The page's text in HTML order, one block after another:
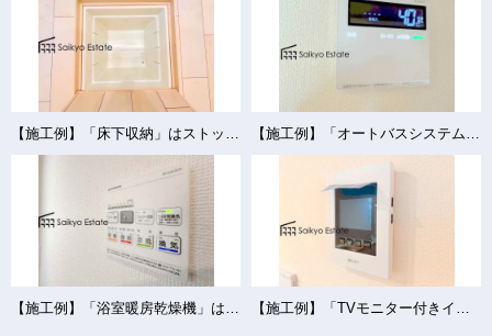
【施工例】「床下収納」はストックの食材や普段使わない調理器具・食器などを管理しやすく収納できます。 【施工例】「オートバスシステム」は浴室のお湯張り、温度調整などを、キッチンなど浴室以外から操作が出来る便利なシステムです。
【施工例】「浴室暖房乾燥機」は梅雨や花粉の時期、雨の日の洗濯物の乾燥に重宝します。寒い冬も入浴前の暖房運転で快適なバスタイムを♪ 【施工例】「TVモニター付きインターホン」は、玄関に行かなくても誰が来たのか確認でき、お子様のお留守番も安心です。